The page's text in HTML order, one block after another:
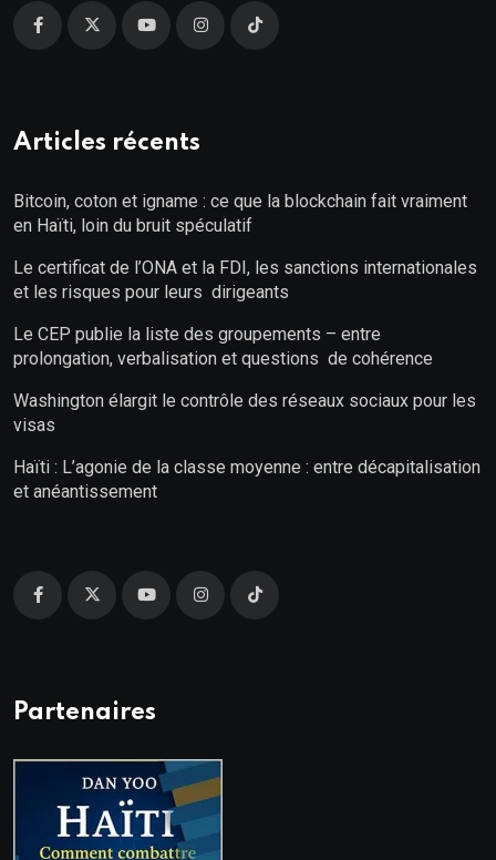
Articles récents
Bitcoin, coton et igname : ce que la blockchain fait vraiment
en Haïti, loin du bruit spéculatif
Le certificat de l’ONA et la FDI, les sanctions internationales
et les risques pour leurs dirigeants
Le CEP publie la liste des groupements – entre
prolongation, verbalisation et questions de cohérence
Washington élargit le contrôle des réseaux sociaux pour les
visas
Haïti : L’agonie de la classe moyenne : entre décapitalisation
et anéantissement
Partenaires